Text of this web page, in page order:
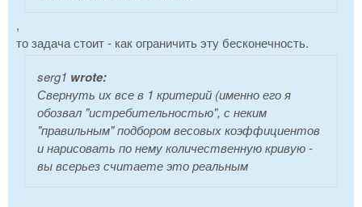
,
то задача стоит - как ограничить эту бесконечность.
serg1 wrote:
Свернуть их все в 1 критерий (именно его я
обозвал "истребительностью", с неким
"правильным" подбором весовых коэффициентов
и нарисовать по нему количественную кривую -
вы всерьез считаете это реальным